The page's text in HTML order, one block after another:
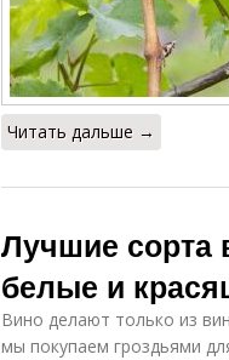
Читать дальше →
Лучшие сорта
белые и
Вино делают только из
мы покупаем гроздьями